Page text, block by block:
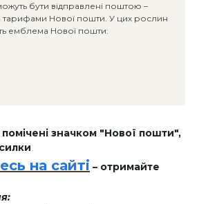
бути відправлені поштою –
тарифами Нової пошти. У цих рослин
емблема Нової пошти:
значком "Нової пошти",
на сайті – отримайте